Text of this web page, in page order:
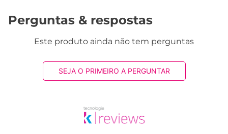
Perguntas & respostas
Este produto ainda não tem perguntas
SEJA O PRIMEIRO A PERGUNTAR